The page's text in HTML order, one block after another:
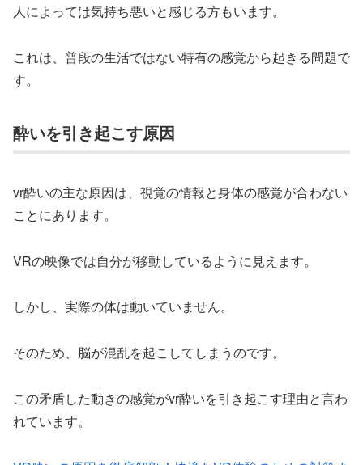
人によっては気持ち悪いと感じる方もいます。
これは、普段の生活ではない特有の感覚から起きる問題で
す。
酔いを引き起こす原因
vr酔いの主な原因は、視覚の情報と身体の感覚が合わない
ことにあります。
VRの映像では自分が移動しているように見えます。
しかし、実際の体は動いていません。
そのため、脳が混乱を起こしてしまうのです。
この矛盾した動きの感覚がvr酔いを引き起こす理由と言わ
れています。